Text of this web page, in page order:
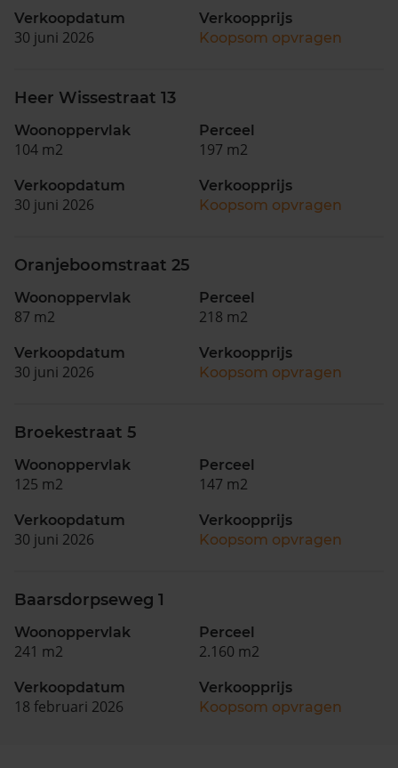
Verkoopdatum
30 juni 2026
Verkoopprijs
Koopsom opvragen
Heer Wissestraat 13
Woonoppervlak
104 m2
Perceel
197 m2
Verkoopdatum
30 juni 2026
Verkoopprijs
Koopsom opvragen
Oranjeboomstraat 25
Woonoppervlak
87 m2
Perceel
218 m2
Verkoopdatum
30 juni 2026
Verkoopprijs
Koopsom opvragen
Broekestraat 5
Woonoppervlak
125 m2
Perceel
147 m2
Verkoopdatum
30 juni 2026
Verkoopprijs
Koopsom opvragen
Baarsdorpseweg 1
Woonoppervlak
241 m2
Perceel
2.160 m2
Verkoopdatum
18 februari 2026
Verkoopprijs
Koopsom opvragen